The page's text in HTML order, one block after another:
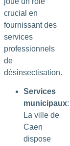
crucial en
fournissant des
services
professionnels
de
désinsectisation.
Services
municipaux:
La ville de
Caen
dispose